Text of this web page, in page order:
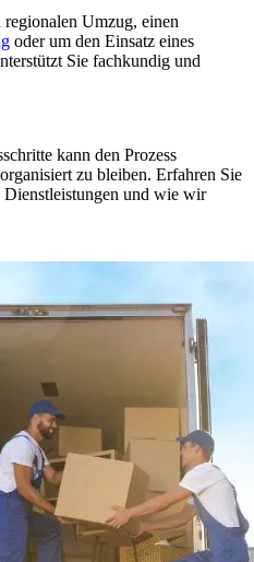
Umzug, einen
oder um den Einsatz eines
Sie fachkundig und
kann den Prozess
zu bleiben. Erfahren Sie
Dienstleistungen und wie wir